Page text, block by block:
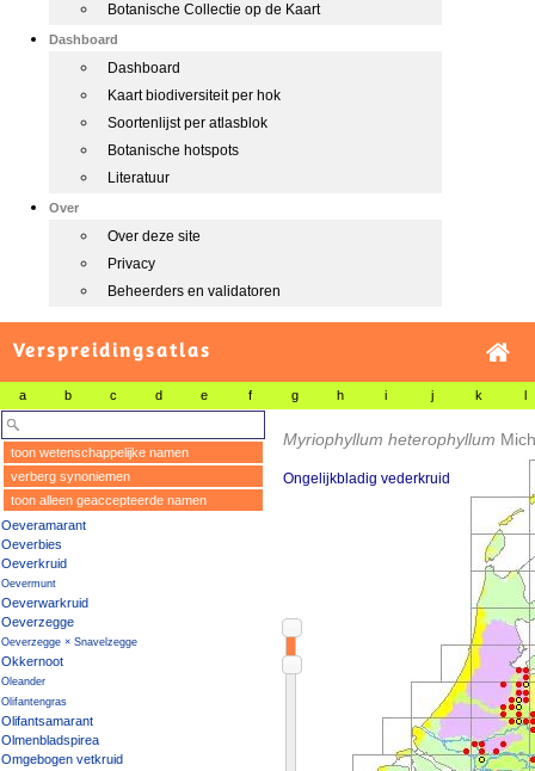
Botanische Collectie op de Kaart
Dashboard
Dashboard
Kaart biodiversiteit per hok
Soortenlijst per atlasblok
Botanische hotspots
Literatuur
Over
Over deze site
Privacy
Beheerders en validatoren
Verspreidingsatlas
a b c d e f g h i j k l
toon wetenschappelijke namen
verberg synoniemen
toon alleen geaccepteerde namen
Oeveramarant
Oeverbies
Oeverkruid
Oevermunt
Oeverwarkruid
Oeverzegge
Oeverzegge × Snavelzegge
Okkernoot
Oleander
Olifantengras
Olifantsamarant
Olmenbladspirea
Omgebogen vetkruid
Myriophyllum heterophyllum
Ongelijkbladig vederkruid